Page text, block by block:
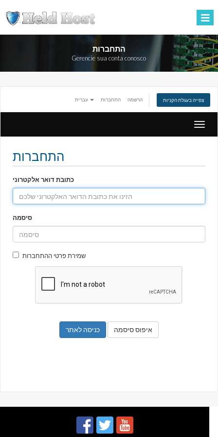
התחברות
Gerencie sua conta conosco
התחברות הרשמה צפייה בעגלת הקניות
הפעלת
ניווט
התחברות
כתובת דואר אלקטרוני
סיסמה
שמירת פרטי ההתחברות
איפוס סיסמה